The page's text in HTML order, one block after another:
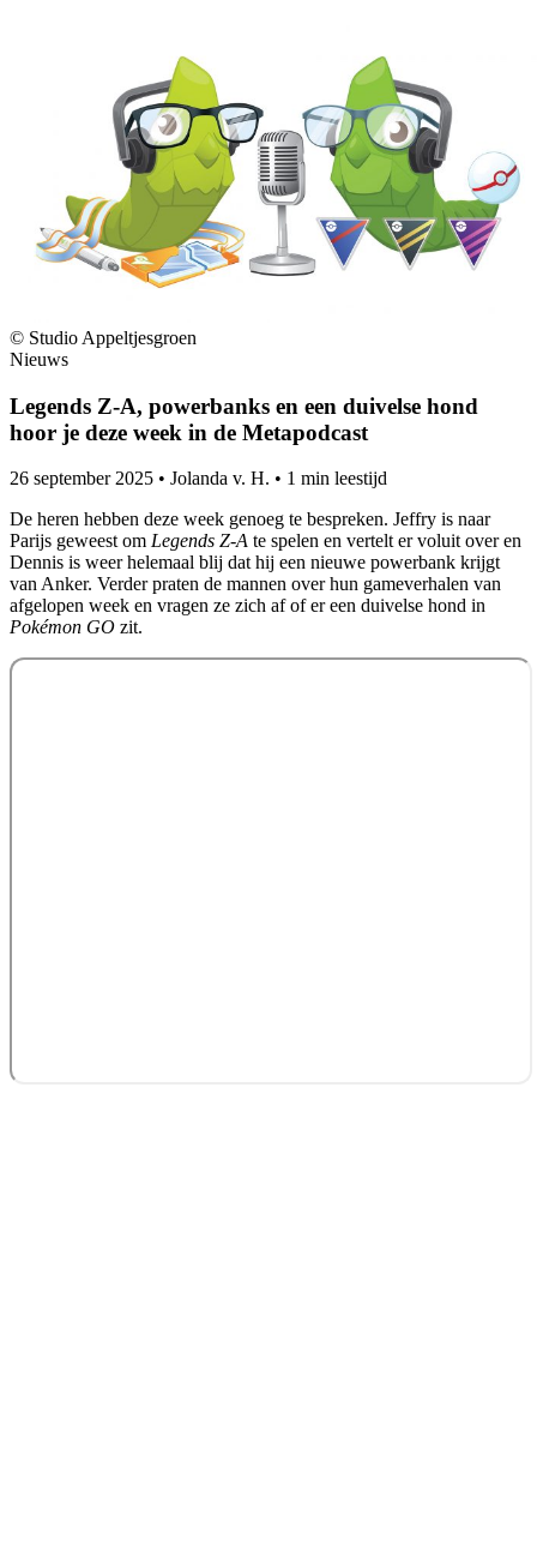
© Studio Appeltjesgroen
Nieuws
Legends Z-A, powerbanks en een duivelse hond
hoor je deze week in de Metapodcast
26 september 2025 • Jolanda v. H. • 1 min leestijd
De heren hebben deze week genoeg te bespreken. Jeffry is naar
Parijs geweest om Legends Z-A te spelen en vertelt er voluit over en
Dennis is weer helemaal blij dat hij een nieuwe powerbank krijgt
van Anker. Verder praten de mannen over hun gameverhalen van
afgelopen week en vragen ze zich af of er een duivelse hond in
Pokémon GO zit.